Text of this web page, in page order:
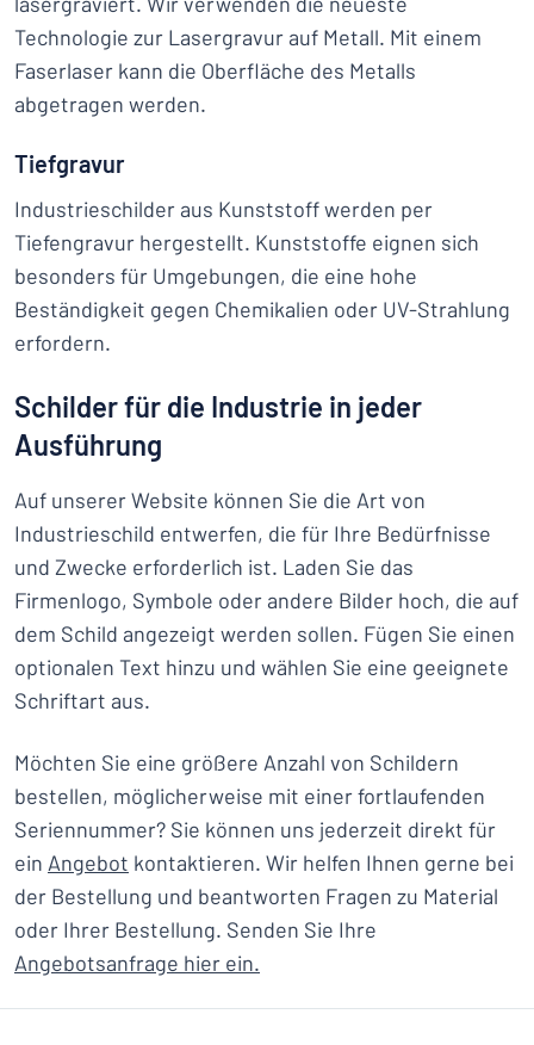
Technologie zur Lasergravur auf Metall. Mit einem
Faserlaser kann die Oberfläche des Metalls
abgetragen werden.
Tiefgravur
Industrieschilder aus Kunststoff werden per
Tiefengravur hergestellt. Kunststoffe eignen sich
besonders für Umgebungen, die eine hohe
Beständigkeit gegen Chemikalien oder UV-Strahlung
erfordern.
Schilder für die Industrie in jeder
Ausführung
Auf unserer Website können Sie die Art von
Industrieschild entwerfen, die für Ihre Bedürfnisse
und Zwecke erforderlich ist. Laden Sie das
Firmenlogo, Symbole oder andere Bilder hoch, die auf
dem Schild angezeigt werden sollen. Fügen Sie einen
optionalen Text hinzu und wählen Sie eine geeignete
Schriftart aus.
Möchten Sie eine größere Anzahl von Schildern
bestellen, möglicherweise mit einer fortlaufenden
Seriennummer? Sie können uns jederzeit direkt für
ein Angebot kontaktieren. Wir helfen Ihnen gerne bei
der Bestellung und beantworten Fragen zu Material
oder Ihrer Bestellung. Senden Sie Ihre
Angebotsanfrage hier ein.